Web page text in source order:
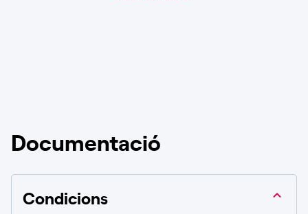
Documentació
Condicions